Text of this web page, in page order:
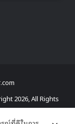
2026, All Rights